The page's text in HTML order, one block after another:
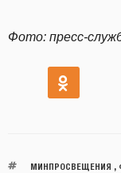
Фото: пресс-
МИНПРОСВЕЩЕНИЯ ,